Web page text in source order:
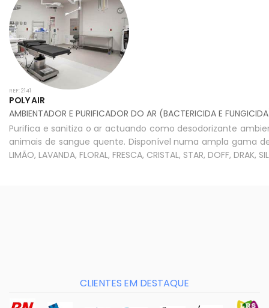
REF: 2141
POLY AIR
AMBIENTADOR E PURIFICADOR DO AR (BACTERICIDA E
Purifica e sanitiza o ar actuando como desodorizante
animais de sangue quente. Disponível numa ampla gama
LIMÃO, LAVANDA, FLORAL, FRESCA, CRISTAL, STAR, DOFF, DRAK,
CLIENTES EM DESTAQUE